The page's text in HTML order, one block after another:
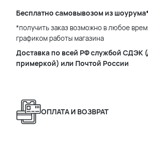
Бесплатно самовывозом из
*получить заказ возможно в любое
графиком работы магазина
Доставка по всей РФ службой СДЭК
примеркой) или Почтой России
ОПЛАТА И ВОЗВРАТ